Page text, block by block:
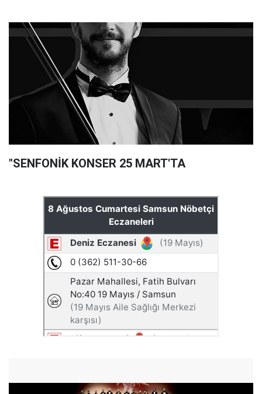
"SENFONİK KONSER 25 MART'TA